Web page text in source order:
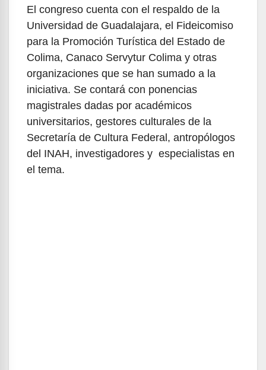
El congreso cuenta con el respaldo de la
Universidad de Guadalajara, el Fideicomiso
para la Promoción Turística del Estado de
Colima, Canaco Servytur Colima y otras
organizaciones que se han sumado a la
iniciativa. Se contará con ponencias
magistrales dadas por académicos
universitarios, gestores culturales de la
Secretaría de Cultura Federal, antropólogos
del INAH, investigadores y especialistas en
el tema.